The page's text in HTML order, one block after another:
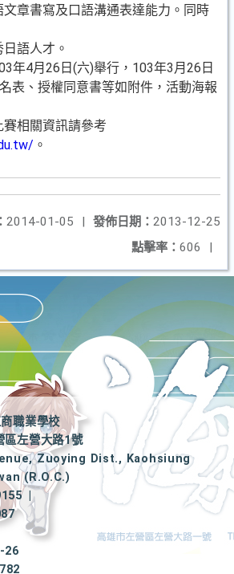
章書寫及口語溝通表達能力。同時
語人才。
年4月26日(六)舉行，103年3月26日
表、授權同意書等如附件，活動海報
相關資訊請參考
。
發佈日期： 2013-12-25
2014-01-05
|
點擊率： 606 |
職業學校
左營大路1號
Zuoying Dist., Kaohsiung
(R.O.C.)
|
26